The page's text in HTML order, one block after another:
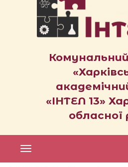
«ІНТЕЛ 13»
обласної